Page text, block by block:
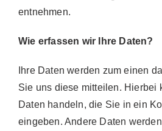
entnehmen.
Wie erfassen wir Ihre Daten?
Ihre Daten werden zum einen
Sie uns diese mitteilen. Hierbei
Daten handeln, die Sie in ein
eingeben. Andere Daten